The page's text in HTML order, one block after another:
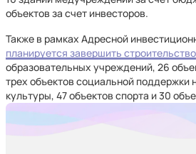
объектов за счет инвесторов.
Также в рамках Адресной
планируется завершить строительство
образовательных учреждений, 26
трех объектов социальной поддержки
культуры, 47 объектов спорта и 30